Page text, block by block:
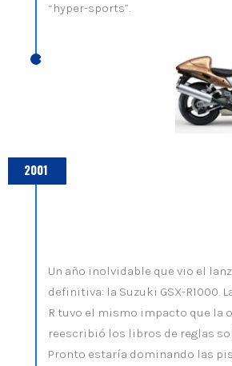
“hyper-sports”.
2001
Un año inolvidable que vio el
definitiva: la Suzuki GSX-R1000.
R tuvo el mismo impacto que la
reescribió los libros de reglas
Pronto estaría dominando las